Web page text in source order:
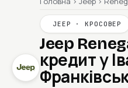
JEEP · КРОСОВЕР
Jeep
кредит у